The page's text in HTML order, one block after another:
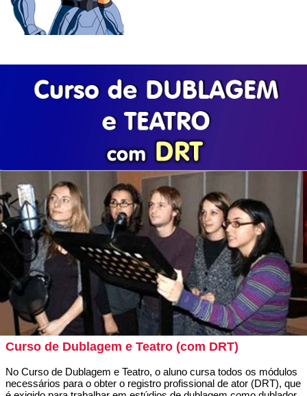
Curso de Dublagem e Teatro (com DRT)
No Curso de Dublagem e Teatro, o aluno cursa todos os módulos
necessários para o obter o registro profissional de ator (DRT), que